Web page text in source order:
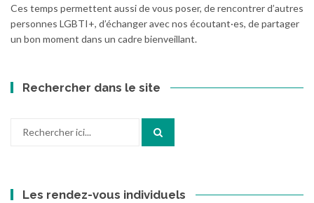
Ces temps permettent aussi de vous poser, de rencontrer d’autres
personnes LGBTI+, d’échanger avec nos écoutant·es, de partager
un bon moment dans un cadre bienveillant.
Rechercher dans le site
Les rendez-vous individuels